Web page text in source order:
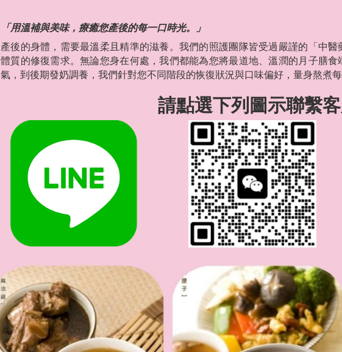
「用溫補與美味，療癒您產後的每一口時光。」
產後的身體，需要最溫柔且精準的滋養。我們的照護團隊皆受過嚴謹的「中
體質的修復需求。無論您身在何處，我們都能為您將最道地、溫潤的月子膳
氣，到後期發奶調養，我們針對您不同階段的恢復狀況與口味偏好，量身熬煮每
請點選下列圖示聯繫